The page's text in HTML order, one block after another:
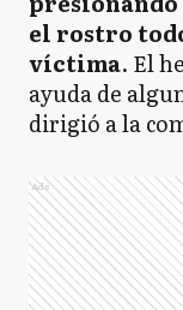
el rostro
víctima. El
ayuda de
dirigió a la
Ads